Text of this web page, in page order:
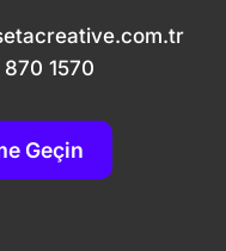
1570
Geçin